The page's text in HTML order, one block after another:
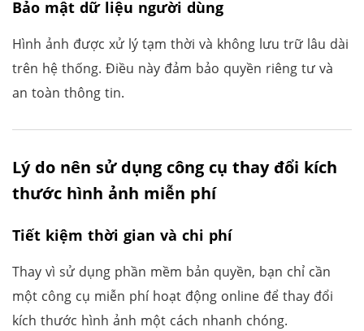
Bảo mật dữ liệu người dùng
Hình ảnh được xử lý tạm thời và không lưu trữ lâu dài
trên hệ thống. Điều này đảm bảo quyền riêng tư và
an toàn thông tin.
Lý do nên sử dụng công cụ thay đổi kích
thước hình ảnh miễn phí
Tiết kiệm thời gian và chi phí
Thay vì sử dụng phần mềm bản quyền, bạn chỉ cần
một công cụ miễn phí hoạt động online để thay đổi
kích thước hình ảnh một cách nhanh chóng.